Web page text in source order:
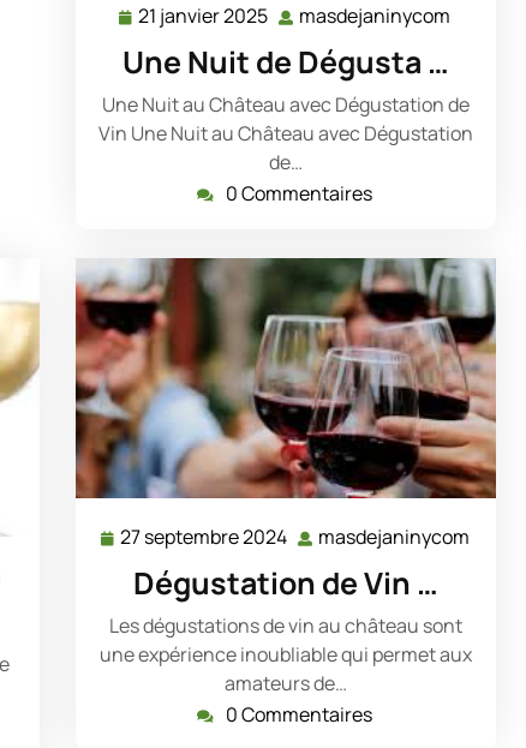
21 janvier 2025 21
janvier
2025
masdejaninycom
Une Nuit de Dégusta …
Une Nuit au Château avec Dégustation de
Vin Une Nuit au Château avec Dégustation
de…
0 Commentaires
masdejaninycom
27 septembre 2024 27
septembre
2024
masdejaninycom
Dégustation de Vin …
Les dégustations de vin au château sont
une expérience inoubliable qui permet aux
amateurs de…
0 Commentaires